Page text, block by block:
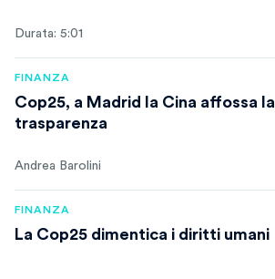
Durata: 5:01
FINANZA
Cop25, a Madrid la Cina affossa la
trasparenza
Andrea Barolini
FINANZA
La Cop25 dimentica i diritti umani